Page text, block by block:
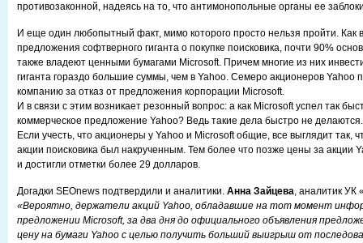
противозаконной, надеясь на то, что антимонопольные органы ее
И еще один любопытный факт, мимо которого просто нельзя пройти. Как
предложения софтверного гиганта о покупке поисковика, почти 90%
также владеют ценными бумагами Microsoft. Причем многие из них
гиганта гораздо большие суммы, чем в Yahoo. Семеро акционеров Yahoo
компанию за отказ от предложения корпорации Microsoft.
И в связи с этим возникает резонный вопрос: а как Microsoft успел так
коммерческое предложение Yahoo? Ведь такие дела быстро не делаются.
Если учесть, что акционеры у Yahoo и Microsoft общие, все выглядит так,
акции поисковика был накрученным. Тем более что позже цены за акции
и достигли отметки более 29 долларов.
Догадки SEOnews подтвердили и аналитики. Анна Зайцева, аналитик
«Вероятно, держатели акций Yahoo, обладавшие на тот момент
предложении Microsoft, за два дня до официального объявления
цену на бумаги Yahoo с целью получить больший выигрыш от